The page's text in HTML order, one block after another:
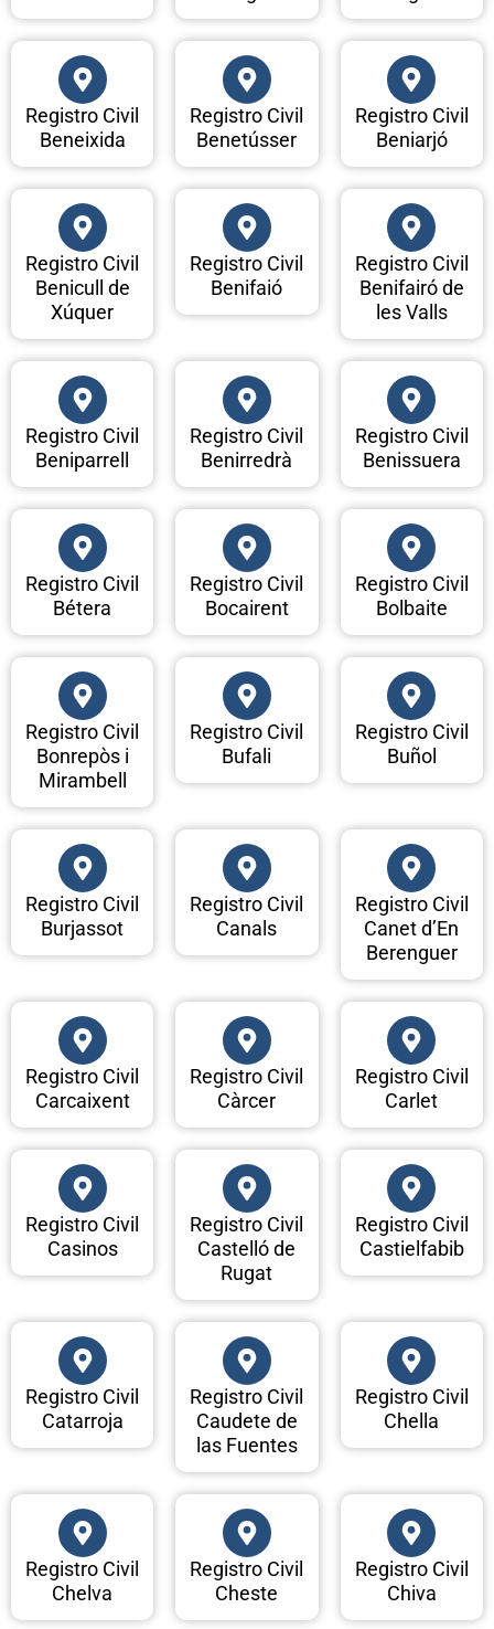
Registro Civil
Beneixida
Registro Civil
Benetússer
Registro Civil
Beniarjó
Registro Civil
Benicull de
Xúquer
Registro Civil
Benifaió
Registro Civil
Benifairó de
les Valls
Registro Civil
Beniparrell
Registro Civil
Benirredrà
Registro Civil
Benissuera
Registro Civil
Bétera
Registro Civil
Bocairent
Registro Civil
Bolbaite
Registro Civil
Bonrepòs i
Mirambell
Registro Civil
Bufali
Registro Civil
Buñol
Registro Civil
Burjassot
Registro Civil
Canals
Registro Civil
Canet d’En
Berenguer
Registro Civil
Carcaixent
Registro Civil
Càrcer
Registro Civil
Carlet
Registro Civil
Casinos
Registro Civil
Castelló de
Rugat
Registro Civil
Castielfabib
Registro Civil
Catarroja
Registro Civil
Caudete de
las Fuentes
Registro Civil
Chella
Registro Civil
Chelva
Registro Civil
Cheste
Registro Civil
Chiva